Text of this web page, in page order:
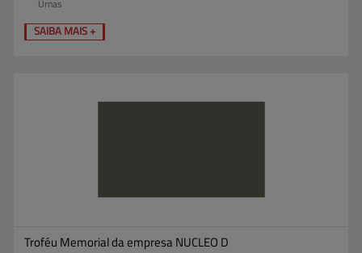
Urnas
SAIBA MAIS +
Troféu Memorial da empresa NUCLEO D